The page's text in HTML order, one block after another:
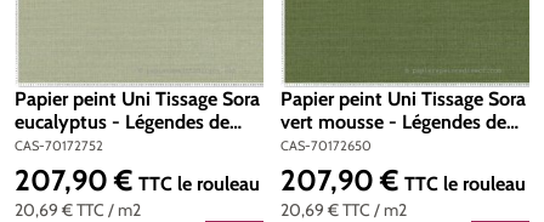
Papier peint Uni Tissage Sora
eucalyptus - Légendes de
Casamance | Réf. CAS-
70172752
CAS-70172752
20,69 €TTC / m2
Prix régulier :
207,90 € TTC le rouleau
Papier peint Uni Tissage Sora
vert mousse - Légendes de
Casamance | Réf. CAS-
70172650
CAS-70172650
20,69 €TTC / m2
Prix régulier :
207,90 € TTC le rouleau